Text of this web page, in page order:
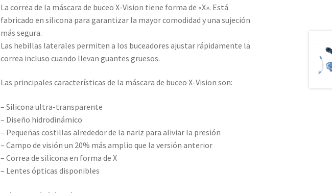
La correa de la máscara de buceo X-Vision tiene forma de «X». Está
fabricado en silicona para garantizar la mayor comodidad y una sujeción
más segura.
Las hebillas laterales permiten a los buceadores ajustar rápidamente la
correa incluso cuando llevan guantes gruesos.
Las principales características de la máscara de buceo X-Vision son:
– Silicona ultra-transparente
– Diseño hidrodinámico
– Pequeñas costillas alrededor de la nariz para aliviar la presión
– Campo de visión un 20% más amplio que la versión anterior
– Correa de silicona en forma de X
– Lentes ópticas disponibles